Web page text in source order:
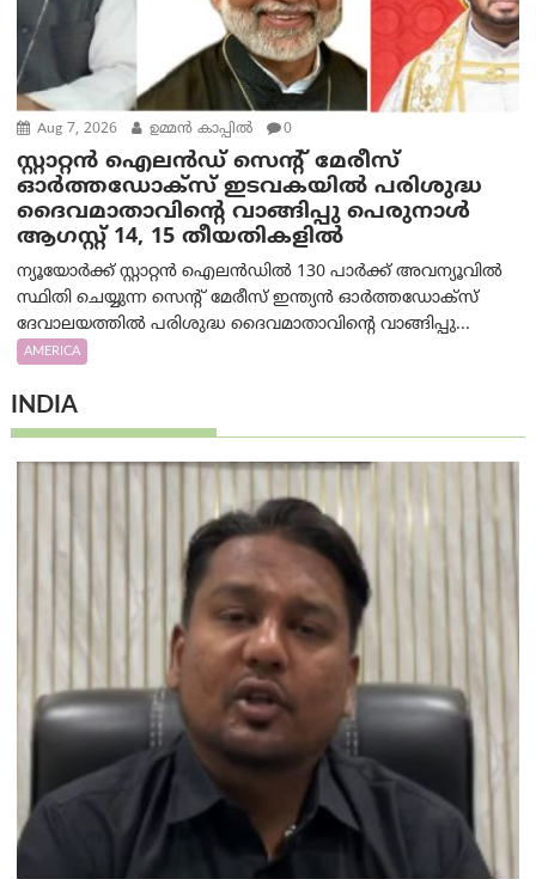
Aug 7, 2026 ഉമ്മന്‍ കാപ്പില്‍ 0
സ്റ്റാറ്റൻ ഐലൻഡ് സെന്റ് മേരീസ്
ഓർത്തഡോക്സ് ഇടവകയിൽ പരിശുദ്ധ
ദൈവമാതാവിന്റെ വാങ്ങിപ്പു പെരുനാൾ
ആഗസ്റ്റ് 14, 15 തീയതികളിൽ
ന്യൂയോർക്ക് സ്റ്റാറ്റൻ ഐലൻഡിൽ 130 പാർക്ക് അവന്യൂവിൽ
സ്ഥിതി ചെയ്യുന്ന സെന്റ് മേരീസ് ഇന്ത്യൻ ഓർത്തഡോക്സ്
ദേവാലയത്തിൽ പരിശുദ്ധ ദൈവമാതാവിന്റെ വാങ്ങിപ്പു...
AMERICA
INDIA